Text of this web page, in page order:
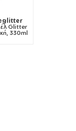
Glitter
330ml